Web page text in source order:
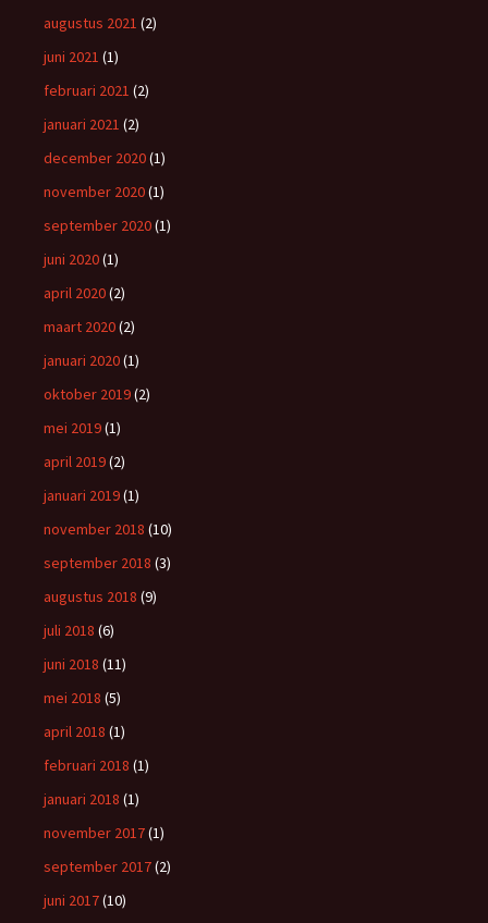
augustus 2021 (2)
juni 2021 (1)
februari 2021 (2)
januari 2021 (2)
december 2020(1)
november 2020(1)
september 2020(1)
juni 2020(1)
april 2020(2)
maart 2020(2)
januari 2020(1)
oktober 2019(2)
mei 2019(1)
april 2019(2)
januari 2019(1)
november 2018 (10)
september 2018 (3)
augustus 2018 (9)
juli 2018 (6)
juni 2018 (11)
mei 2018 (5)
april 2018 (1)
februari 2018 (1)
januari 2018 (1)
november 2017(1)
september 2017(2)
juni 2017(10)